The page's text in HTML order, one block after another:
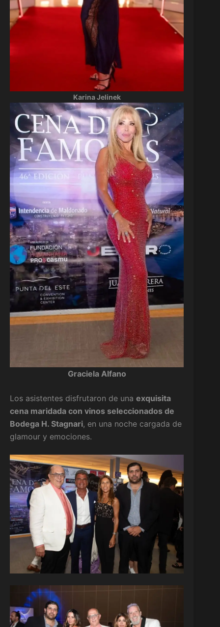
Karina Jelinek
Graciela Alfano
Los asistentes disfrutaron de una exquisita
cena maridada con vinos seleccionados de
Bodega H. Stagnari, en una noche cargada de
glamour y emociones.